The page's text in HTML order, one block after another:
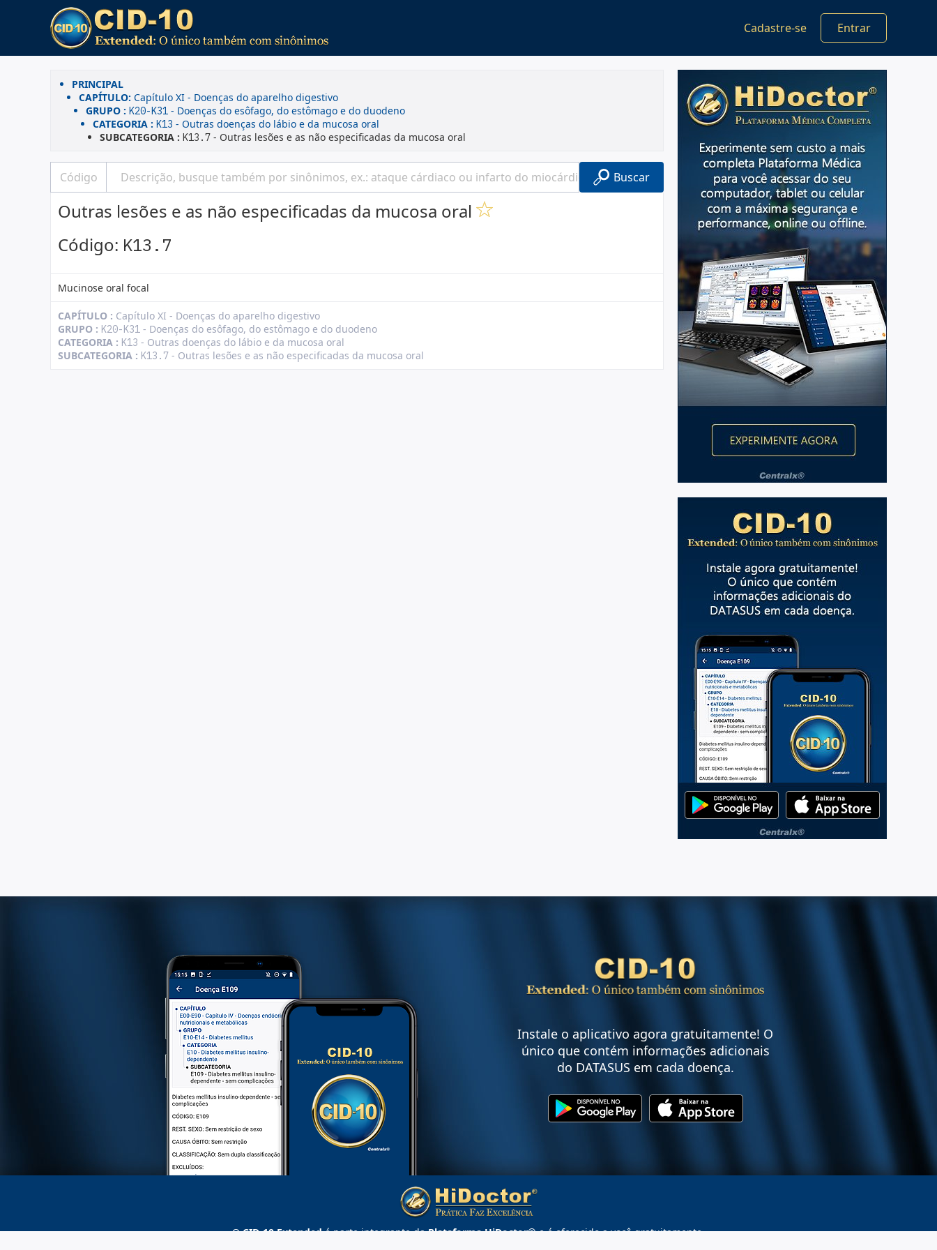
Cadastre-se Entrar
PRINCIPAL
CAPÍTULO: Capítulo XI - Doenças do aparelho digestivo
GRUPO : K20-K31 - Doenças do esôfago, do estômago e do duodeno
CATEGORIA : K13 - Outras doenças do lábio e da mucosa oral
SUBCATEGORIA : K13.7 - Outras lesões e as não especificadas da mucosa oral
Buscar
Outras lesões e as não especificadas da mucosa oral
Código: K13.7
Mucinose oral focal
CAPÍTULO : Capítulo XI - Doenças do aparelho digestivo
GRUPO : K20-K31 - Doenças do esôfago, do estômago e do duodeno
CATEGORIA : K13 - Outras doenças do lábio e da mucosa oral
SUBCATEGORIA : K13.7 - Outras lesões e as não especificadas da mucosa oral
Instale o aplicativo agora gratuitamente! O
único que contém informações adicionais
do DATASUS em cada doença.
OCID-10 Extendedé parte integrante daPlataforma HiDoctor®e é oferecido a você gratuitamente.